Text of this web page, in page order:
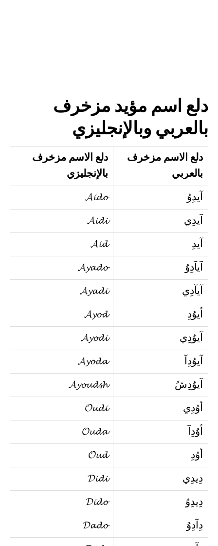
دلع اسم مؤيد مزخرف
بالعربي وبالإنجليزي
دلع الاسم مزخرف
بالعربي
دلع الاسم مزخرف
بالإنجليزي
آيدِوُ 𝓐𝓲𝓭𝓸
آيدِي 𝓐𝓲𝓭𝓲
آيدِ 𝓐𝓲𝓭
آيآدِوُ 𝓐𝔂𝓪𝓭𝓸
آيآدِي 𝓐𝔂𝓪𝓭𝓲
أيوُدِ 𝓐𝔂𝓸𝓭
آيوُدِي 𝓐𝔂𝓸𝓭𝓲
آيوُدِآ 𝓐𝔂𝓸𝓭𝓪
آيوُدِشُ 𝓐𝔂𝓸𝓾𝓭𝓼𝓱
أوُدِي 𝓞𝓾𝓭𝓲
أوُدِآ 𝓞𝓾𝓭𝓪
أوُدِ 𝓞𝓾𝓭
دِيدِي 𝓓𝓲𝓭𝓲
دِيدِوُ 𝓓𝓲𝓭𝓸
دِآدِوُ 𝓓𝓪𝓭𝓸